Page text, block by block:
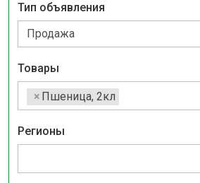
Тип объявления
Товары
× Пшеница, 2кл
Регионы